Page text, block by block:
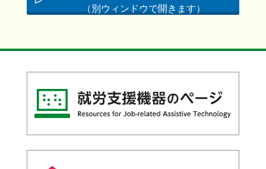
（別ウィンドウで開きます）